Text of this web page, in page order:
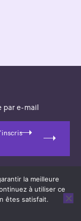
par e-mail
Murs.
.
la meilleure
à utiliser ce
êtes satisfait.